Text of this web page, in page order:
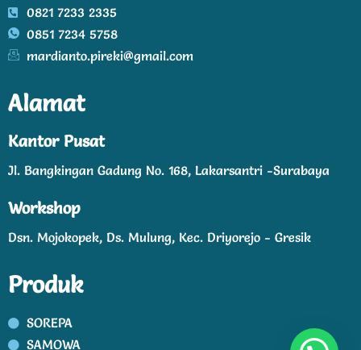
0821 7233 2335
0851 7234 5758
mardianto.pireki@gmail.com
Alamat
Kantor Pusat
Jl. Bangkingan Gadung No. 168, Lakarsantri -Surabaya
Workshop
Dsn. Mojokopek, Ds. Mulung, Kec. Driyorejo - Gresik
Produk
SOREPA
SAMOWA